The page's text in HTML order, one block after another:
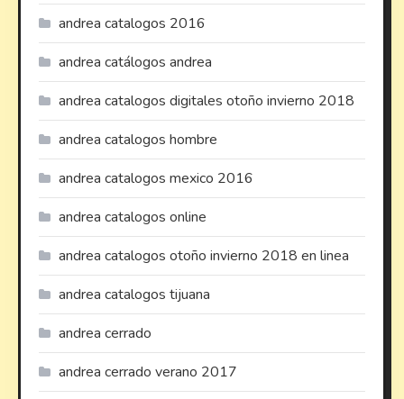
andrea catalogos 2016
andrea catálogos andrea
andrea catalogos digitales otoño invierno 2018
andrea catalogos hombre
andrea catalogos mexico 2016
andrea catalogos online
andrea catalogos otoño invierno 2018 en linea
andrea catalogos tijuana
andrea cerrado
andrea cerrado verano 2017